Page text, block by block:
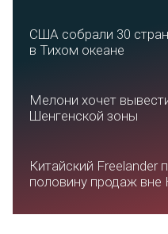
США собрали 30
в Тихом океане
Мелони хочет
Шенгенской зоны
Китайский Freelander
половину продаж вне